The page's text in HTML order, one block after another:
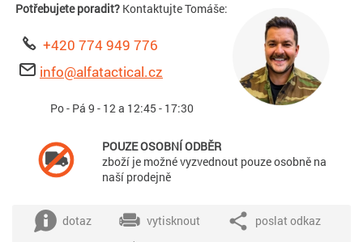
Potřebujete poradit? Kontaktujte Tomáše:
+420 774 949 776
info@alfatactical.cz
Po - Pá 9 - 12 a 12:45 - 17:30
POUZE OSOBNÍ ODBĚR
zboží je možné vyzvednout pouze osobně na
naší prodejně
dotaz vytisknout poslat odkaz